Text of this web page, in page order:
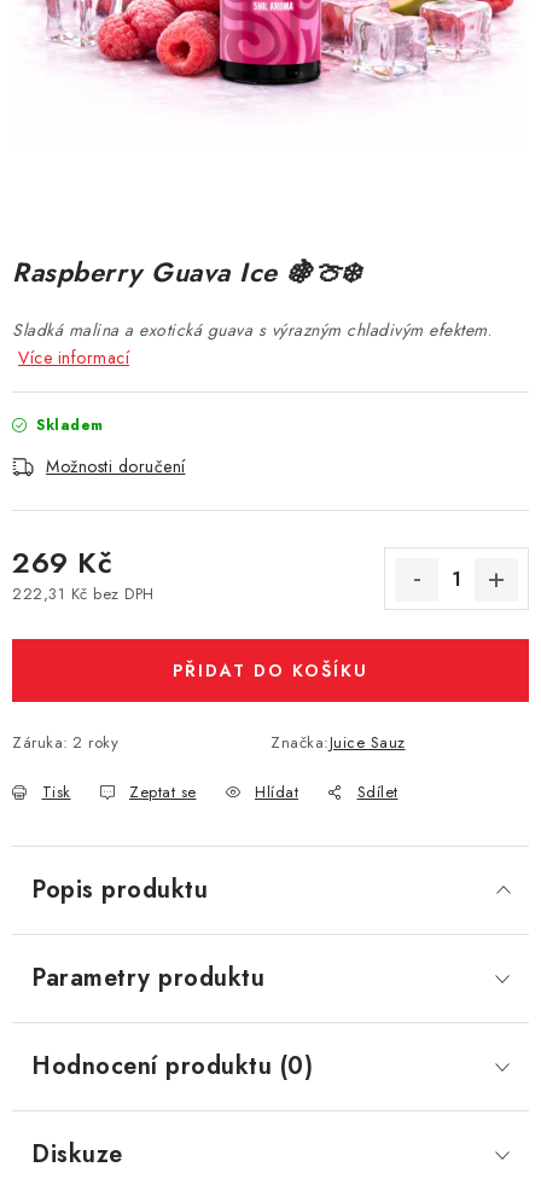
BATERIE A NABÍJEČKY
GRIPY & MODY
PŘÍSLUŠENSTVÍ
ZNAČKY
Raspberry Guava Ice 🍇🍈❄️
Sladká malina a exotická guava s výrazným chladivým efektem.
Více informací
Skladem
Možnosti doručení
269 Kč
222,31 Kč bez DPH
PŘIDAT DO KOŠÍKU
Záruka: 2 roky Značka:Juice Sauz
Tisk Zeptat se Hlídat Sdílet
Popis produktu
Parametry produktu
Hodnocení produktu (0)
Diskuze